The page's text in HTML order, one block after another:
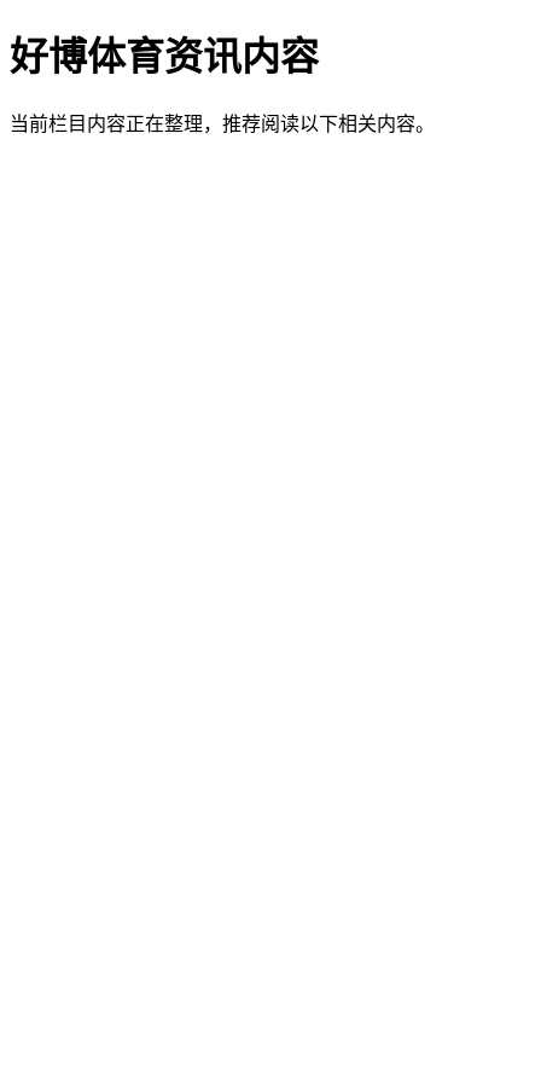
好博体育资讯内容
当前栏目内容正在整理，推荐阅读以下相关内容。